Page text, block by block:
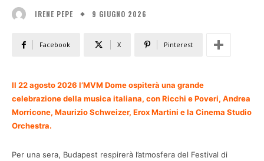
IRENE PEPE 9 GIUGNO 2026
Facebook X Pinterest
Il 22 agosto 2026 l’MVM Dome ospiterà una grande
celebrazione della musica italiana, con Ricchi e Poveri, Andrea
Morricone, Maurizio Schweizer, Erox Martini e la Cinema Studio
Orchestra.
Per una sera, Budapest respirerà l’atmosfera del Festival di